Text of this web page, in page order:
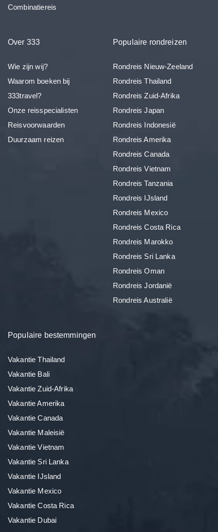
Combinatiereis
Over 333
Wie zijn wij?
Waarom boeken bij
333travel?
Onze reisspecialisten
Reisvoorwaarden
Duurzaam reizen
Populaire rondreizen
Rondreis Nieuw-Zeeland
Rondreis Thailand
Rondreis Zuid-Afrika
Rondreis Japan
Rondreis Indonesië
Rondreis Amerika
Rondreis Canada
Rondreis Vietnam
Rondreis Tanzania
Rondreis IJsland
Rondreis Mexico
Rondreis Costa Rica
Rondreis Marokko
Rondreis Sri Lanka
Rondreis Oman
Rondreis Jordanië
Rondreis Australië
Populaire bestemmingen
Vakantie Thailand
Vakantie Bali
Vakantie Zuid-Afrika
Vakantie Amerika
Vakantie Canada
Vakantie Maleisië
Vakantie Vietnam
Vakantie Sri Lanka
Vakantie IJsland
Vakantie Mexico
Vakantie Costa Rica
Vakantie Dubai